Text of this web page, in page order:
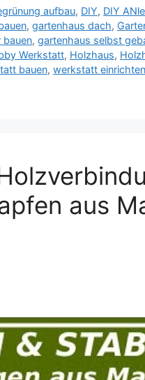
aufbau, DIY, DIY
, gartenhaus dach,
bauen, gartenhaus selbst
Werkstatt, Holzhaus,
bauen, werkstatt einrichten
aus